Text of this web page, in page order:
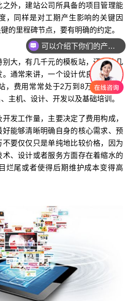
外，建站公司所具备的项目管理能
，同样是对工期产生影响的关键因
的里程碑节点，要有明确的约定。
别大，有几千元的模板站，还有达几
通常来讲，一个设计优良、功能完
，费用常常处于2万到8万元范围之
主机、设计、开发以及基础培训。
发工作量，主要决定了费用构成，
能够清晰明确自身的核心需求、预
要仅仅只是单纯地比较价格，因为
、设计或者服务方面存在着缩水的
烂尾或者使得后期维护成本变得高